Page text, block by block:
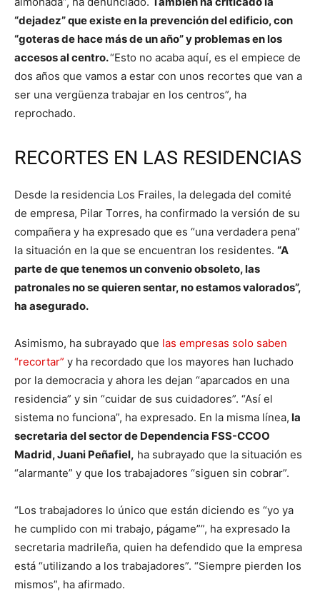
“dejadez” que existe en la prevención del edificio, con
“goteras de hace más de un año” y problemas en los
accesos al centro.“Esto no acaba aquí, es el empiece de
dos años que vamos a estar con unos recortes que van a
ser una vergüenza trabajar en los centros”, ha
reprochado.
RECORTES EN LAS RESIDENCIAS
Desde la residencia Los Frailes, la delegada del comité
de empresa, Pilar Torres, ha confirmado la versión de su
compañera y ha expresado que es “una verdadera pena”
la situación en la que se encuentran los residentes. “A
parte de que tenemos un convenio obsoleto, las
patronales no se quieren sentar, no estamos valorados”,
ha asegurado.
Asimismo, ha subrayado que las empresas solo saben
“recortar” y ha recordado que los mayores han luchado
por la democracia y ahora les dejan “aparcados en una
residencia” y sin “cuidar de sus cuidadores”. “Así el
sistema no funciona”, ha expresado. En la misma línea, la
secretaria del sector de Dependencia FSS-CCOO
Madrid, Juani Peñafiel, ha subrayado que la situación es
“alarmante” y que los trabajadores “siguen sin cobrar”.
“Los trabajadores lo único que están diciendo es “yo ya
he cumplido con mi trabajo, págame””, ha expresado la
secretaria madrileña, quien ha defendido que la empresa
está “utilizando a los trabajadores”. “Siempre pierden los
mismos”, ha afirmado.